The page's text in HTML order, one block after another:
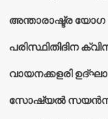
അന്താരാഷ്ട്ര യോഗ
പരിസ്ഥിതിദിന
വായനക്കളരി
സോഷ്യൽ സയൻസ്